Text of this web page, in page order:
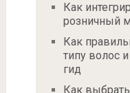
Как
розничный
Как
типу волос
гид
Как